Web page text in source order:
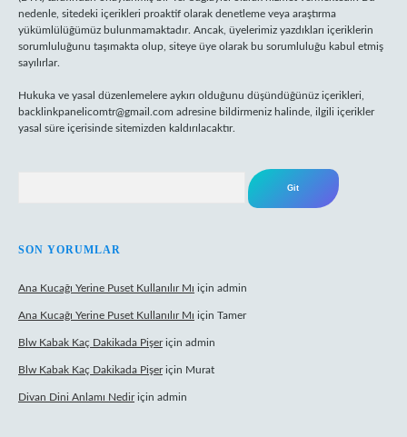
nedenle, sitedeki içerikleri proaktif olarak denetleme veya araştırma
yükümlülüğümüz bulunmamaktadır. Ancak, üyelerimiz yazdıkları içeriklerin
sorumluluğunu taşımakta olup, siteye üye olarak bu sorumluluğu kabul etmiş
sayılırlar.
Hukuka ve yasal düzenlemelere aykırı olduğunu düşündüğünüz içerikleri,
backlinkpanelicomtr@gmail.com adresine bildirmeniz halinde, ilgili içerikler
yasal süre içerisinde sitemizden kaldırılacaktır.
SON YORUMLAR
Ana Kucağı Yerine Puset Kullanılır Mı için admin
Ana Kucağı Yerine Puset Kullanılır Mı için Tamer
Blw Kabak Kaç Dakikada Pişeriçin admin
Blw Kabak Kaç Dakikada Pişeriçin Murat
Divan Dini Anlamı Nediriçin admin